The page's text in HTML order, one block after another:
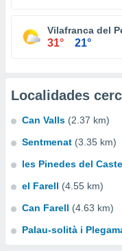
Vilafranca del
31° 21°
Localidades
Can Valls (2.37 km)
Sentmenat (3.35 km)
les Pinedes del
el Farell (4.55 km)
Can Farell (4.63 km)
Palau-solità i